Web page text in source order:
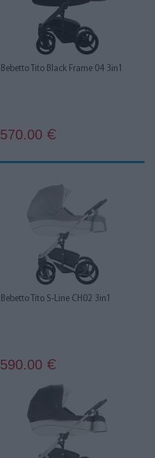
Bebetto Tito Black Frame 04 3in1
570.00 €
Bebetto Tito S-Line CH02 3in1
590.00 €